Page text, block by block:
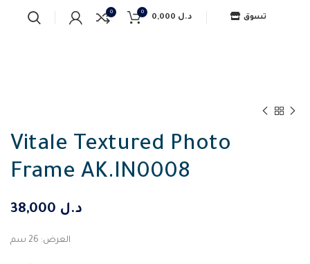
0 0
د.ل تسوق
Vitale Textured Photo
Frame AK.IN0008
د.ل
العرض: 26 سم